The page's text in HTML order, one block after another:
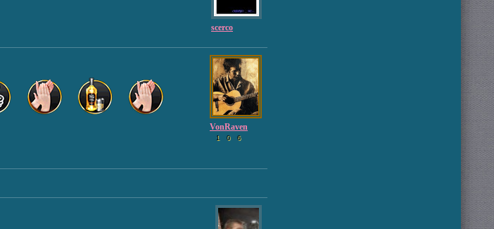
scerco
VonRaven
1 0 6